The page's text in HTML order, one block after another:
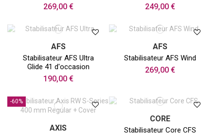
269,00 € 249,00 €
AFS
Stabilisateur AFS Ultra
Glide 41 d'occasion
190,00 €
AFS
Stabilisateur AFS Wind
269,00 €
-60%
AXIS
CORE
Stabilisateur Core CFS